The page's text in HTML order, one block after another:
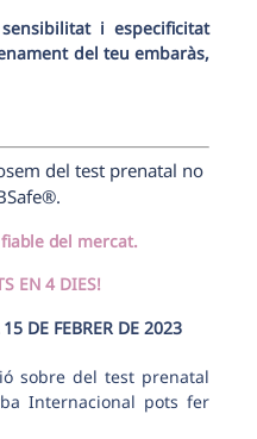
i especificitat
del teu embaràs,
del test prenatal no
del mercat.
EN 4 DIES!
DE FEBRER DE 2023
sobre del test prenatal
Internacional pots fer